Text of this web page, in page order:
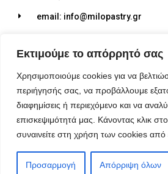
Εκτιμούμε το απόρρητό σας
Χρησιμοποιούμε cookies για να
περιήγησής σας, να προβάλλουμε
διαφημίσεις ή περιεχόμενο και να
επισκεψιμότητά μας. Κάνοντας κλικ
συναινείτε στη χρήση των cookies από
Προσαρμογή Απόρριψη όλων
email: info@milopastry.gr
© 2026 ALL RIGHTS